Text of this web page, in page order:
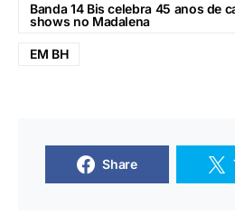
Banda 14 Bis celebra 45 anos de
shows no Madalena
EM BH
Share